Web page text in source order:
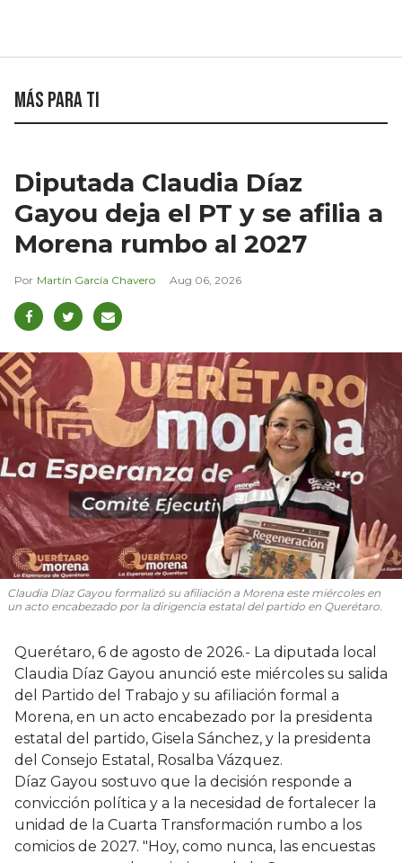
Más para ti
Diputada Claudia Díaz
Gayou deja el PT y se afilia a
Morena rumbo al 2027
Martín García Chavero Aug 06, 2026
Claudia Díaz Gayou formalizó su afiliación a Morena este miércoles en
un acto encabezado por la dirigencia estatal del partido en Querétaro.
Querétaro, 6 de agosto de 2026.- La diputada local
Claudia Díaz Gayou anunció este miércoles su salida
del Partido del Trabajo y su afiliación formal a
Morena, en un acto encabezado por la presidenta
estatal del partido, Gisela Sánchez, y la presidenta
del Consejo Estatal, Rosalba Vázquez.
Díaz Gayou sostuvo que la decisión responde a
convicción política y a la necesidad de fortalecer la
unidad de la Cuarta Transformación rumbo a los
comicios de 2027. "Hoy, como nunca, las encuestas